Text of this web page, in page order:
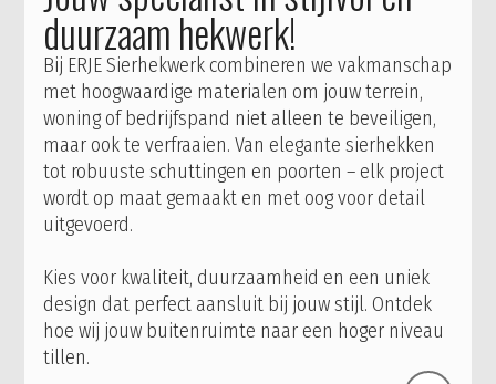
duurzaam hekwerk!
Bij ERJE Sierhekwerk combineren we vakmanschap
met hoogwaardige materialen om jouw terrein,
woning of bedrijfspand niet alleen te beveiligen,
maar ook te verfraaien. Van elegante sierhekken
tot robuuste schuttingen en poorten – elk project
wordt op maat gemaakt en met oog voor detail
uitgevoerd.
Kies voor kwaliteit, duurzaamheid en een uniek
design dat perfect aansluit bij jouw stijl. Ontdek
hoe wij jouw buitenruimte naar een hoger niveau
tillen.